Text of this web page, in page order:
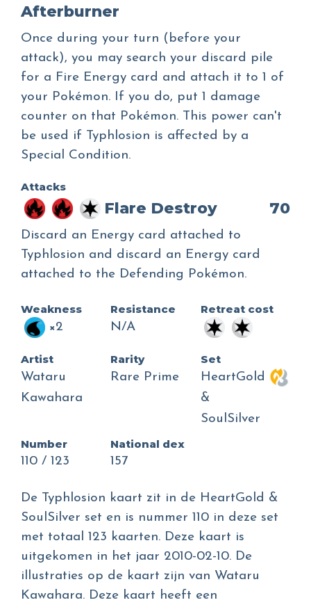
Afterburner
Once during your turn (before your
attack), you may search your discard pile
for a Fire Energy card and attach it to 1 of
your Pokémon. If you do, put 1 damage
counter on that Pokémon. This power can't
be used if Typhlosion is affected by a
Special Condition.
Attacks
Flare Destroy 70
Discard an Energy card attached to
Typhlosion and discard an Energy card
attached to the Defending Pokémon.
Weakness
×2
Resistance
N/A
Retreat cost
Artist
Wataru
Kawahara
Rarity
Rare Prime
Set
HeartGold
&
SoulSilver
Number
110 / 123
National dex
157
De Typhlosion kaart zit in de HeartGold &
SoulSilver set en is nummer 110 in deze set
met totaal 123 kaarten. Deze kaart is
uitgekomen in het jaar 2010-02-10. De
illustraties op de kaart zijn van Wataru
Kawahara. Deze kaart heeft een